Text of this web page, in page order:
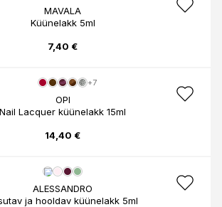
MAVALA
Küünelakk 5ml
7,40 €
+7
OPI
Nail Lacquer küünelakk 15ml
14,40 €
ALESSANDRO
ja hooldav küünelakk 5ml